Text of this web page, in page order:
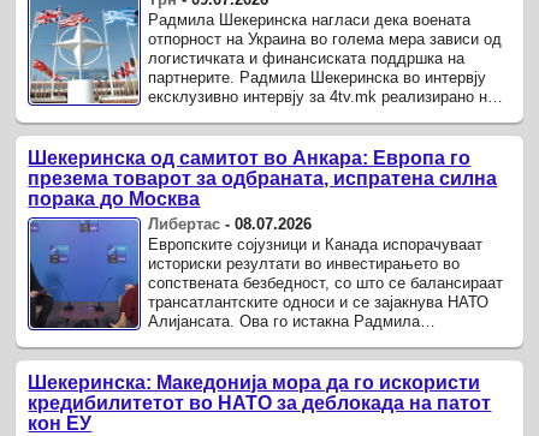
Радмила Шекеринска нагласи дека воената
отпорност на Украина во голема мера зависи од
логистичката и финансиската поддршка на
партнерите. Радмила Шекеринска во интервју
ексклузивно интервју за 4tv.mk реализирано на
НАТО обезбедува ...
Шекеринска од самитот во Анкара: Европа го
презема товарот за одбраната, испратена силна
порака до Москва
Либертас -08.07.2026
Европските сојузници и Канада испорачуваат
историски резултати во инвестирањето во
сопствената безбедност, со што се балансираат
трансатлантските односи и се зајакнува НАТО
Алијансата. Ова го истакна Радмила
реализирано на Самитот на ...
Шекеринска: Македонија мора да го искористи
кредибилитетот во НАТО за деблокада на патот
кон ЕУ